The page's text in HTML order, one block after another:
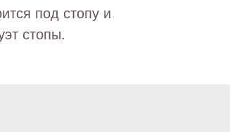
под стопу и
стопы.